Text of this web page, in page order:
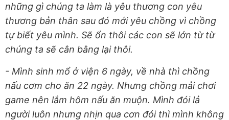
những gì chúng ta làm là yêu thương con yêu
thương bản thân sau đó mới yêu chồng vì chồng
tự biết yêu mình. Sẽ ổn thôi các con sẽ lớn từ từ
chúng ta sẽ cân bằng lại thôi.
- Mình sinh mổ ở viện 6 ngày, về nhà thì chồng
nấu cơm cho ăn 22 ngày. Nhưng chồng mải chơi
game nên lắm hôm nấu ăn muộn. Mình đói lả
người luôn nhưng nhịn qua cơn đói thì mình không